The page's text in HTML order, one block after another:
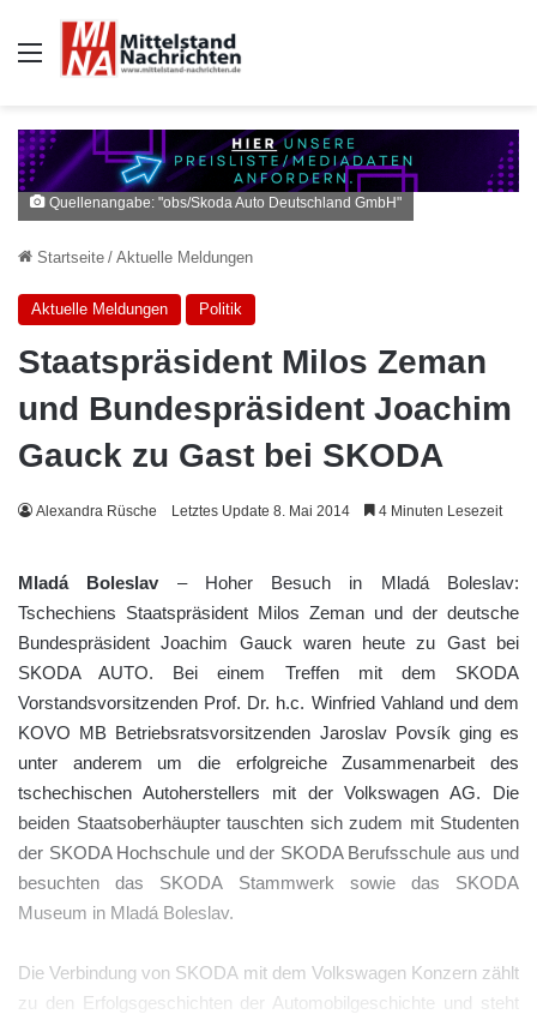
Auswahl
Quellenangabe: "obs/Skoda Auto Deutschland GmbH"
Startseite / Aktuelle Meldungen
Aktuelle Meldungen Politik
Staatspräsident Milos Zeman
und Bundespräsident Joachim
Gauck zu Gast bei SKODA
Alexandra Rüsche Letztes Update 8. Mai 2014 4 Minuten Lesezeit
Mladá Boleslav – Hoher Besuch in Mladá Boleslav:
Tschechiens Staatspräsident Milos Zeman und der deutsche
Bundespräsident Joachim Gauck waren heute zu Gast bei
SKODA AUTO. Bei einem Treffen mit dem SKODA
Vorstandsvorsitzenden Prof. Dr. h.c. Winfried Vahland und dem
KOVO MB Betriebsratsvorsitzenden Jaroslav Povsík ging es
unter anderem um die erfolgreiche Zusammenarbeit des
tschechischen Autoherstellers mit der Volkswagen AG. Die
beiden Staatsoberhäupter tauschten sich zudem mit Studenten
der SKODA Hochschule und der SKODA Berufsschule aus und
besuchten das SKODA Stammwerk sowie das SKODA
Museum in Mladá Boleslav.
Die Verbindung von SKODA mit dem Volkswagen Konzern zählt
zu den Erfolgsgeschichten der Automobilgeschichte und steht